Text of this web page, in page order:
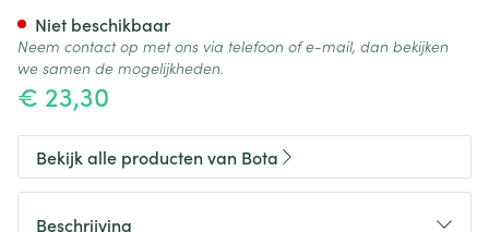
€ 23,30
Niet beschikbaar
Neem contact op met ons via telefoon of e-mail, dan bekijken
we samen de mogelijkheden.
Bekijk alle producten van Bota
Beschrijving